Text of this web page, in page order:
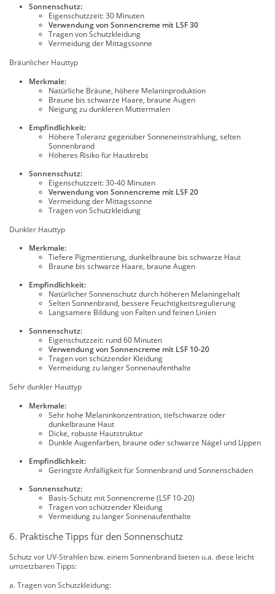
Sonnenschutz:
Eigenschutzzeit: 30 Minuten
Verwendung von Sonnencreme mit LSF 30
Tragen von Schutzkleidung
Vermeidung der Mittagssonne
Bräunlicher Hauttyp
Merkmale:
Natürliche Bräune, höhere Melaninproduktion
Braune bis schwarze Haare, braune Augen
Neigung zu dunkleren Muttermalen
Empfindlichkeit:
Höhere Toleranz gegenüber Sonneneinstrahlung, selten
Sonnenbrand
Höheres Risiko für Hautkrebs
Sonnenschutz:
Eigenschutzzeit: 30-40 Minuten
Verwendung von Sonnencreme mit LSF 20
Vermeidung der Mittagssonne
Tragen von Schutzkleidung
Dunkler Hauttyp
Merkmale:
Tiefere Pigmentierung, dunkelbraune bis schwarze Haut
Braune bis schwarze Haare, braune Augen
Empfindlichkeit:
Natürlicher Sonnenschutz durch höheren Melaningehalt
Selten Sonnenbrand, bessere Feuchtigkeitsregulierung
Langsamere Bildung von Falten und feinen Linien
Sonnenschutz:
Eigenschutzzeit: rund 60 Minuten
Verwendung von Sonnencreme mit LSF 10-20
Tragen von schützender Kleidung
Vermeidung zu langer Sonnenaufenthalte
Sehr dunkler Hauttyp
Merkmale:
Sehr hohe Melaninkonzentration, tiefschwarze oder
dunkelbraune Haut
Dicke, robuste Hautstruktur
Dunkle Augenfarben, braune oder schwarze Nägel und Lippen
Empfindlichkeit:
Geringste Anfälligkeit für Sonnenbrand und Sonnenschäden
Sonnenschutz:
Basis-Schutz mit Sonnencreme (LSF 10-20)
Tragen von schützender Kleidung
Vermeidung zu langer Sonnenaufenthalte
6. Praktische Tipps für den Sonnenschutz
Schutz vor UV-Strahlen bzw. einem Sonnenbrand bieten u.a. diese leicht
umsetzbaren Tipps:
a. Tragen von Schutzkleidung: